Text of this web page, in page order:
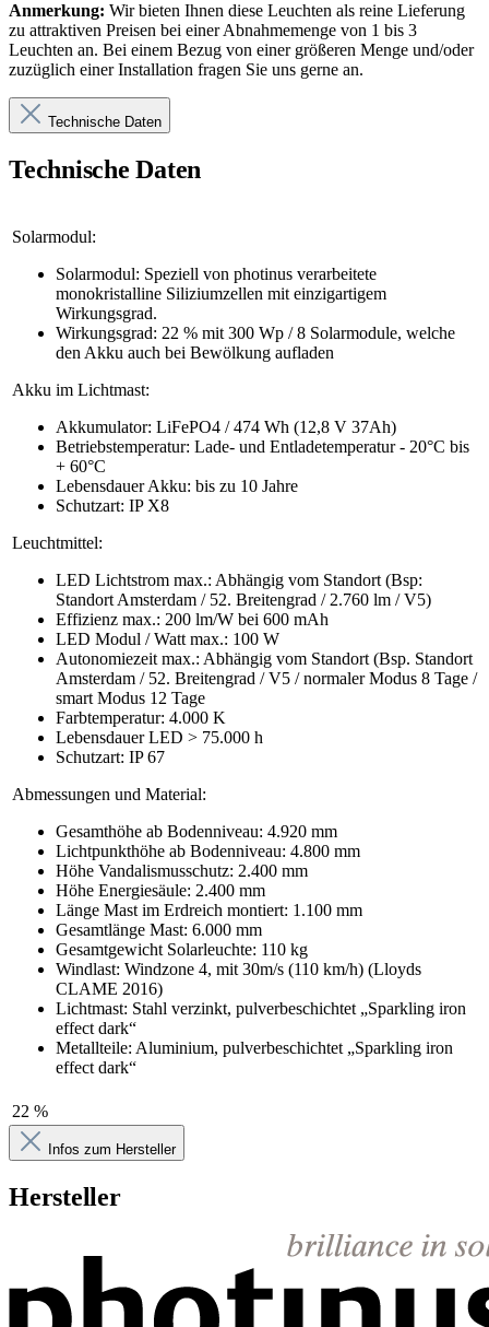
Anmerkung: Wir bieten Ihnen diese Leuchten als reine Lieferung
zu attraktiven Preisen bei einer Abnahmemenge von 1 bis 3
Leuchten an. Bei einem Bezug von einer größeren Menge und/oder
zuzüglich einer Installation fragen Sie uns gerne an.
Technische Daten
Technische Daten
Solarmodul:
Solarmodul: Speziell von photinus verarbeitete
monokristalline Siliziumzellen mit einzigartigem
Wirkungsgrad.
Wirkungsgrad: 22 % mit 300 Wp / 8 Solarmodule, welche
den Akku auch bei Bewölkung aufladen
Akku im Lichtmast:
Akkumulator: LiFePO4 / 474 Wh (12,8 V 37Ah)
Betriebstemperatur: Lade- und Entladetemperatur - 20°C bis
+ 60°C
Lebensdauer Akku: bis zu 10 Jahre
Schutzart: IP X8
Leuchtmittel:
LED Lichtstrom max.: Abhängig vom Standort (Bsp:
Standort Amsterdam / 52. Breitengrad / 2.760 lm / V5)
Effizienz max.: 200 lm/W bei 600 mAh
LED Modul / Watt max.: 100 W
Autonomiezeit max.: Abhängig vom Standort (Bsp. Standort
Amsterdam / 52. Breitengrad / V5 / normaler Modus 8 Tage /
smart Modus 12 Tage
Farbtemperatur: 4.000 K
Lebensdauer LED > 75.000 h
Schutzart: IP 67
Abmessungen und Material:
Gesamthöhe ab Bodenniveau: 4.920 mm
Lichtpunkthöhe ab Bodenniveau: 4.800 mm
Höhe Vandalismusschutz: 2.400 mm
Höhe Energiesäule: 2.400 mm
Länge Mast im Erdreich montiert: 1.100 mm
Gesamtlänge Mast: 6.000 mm
Gesamtgewicht Solarleuchte: 110 kg
Windlast: Windzone 4, mit 30m/s (110 km/h) (Lloyds
CLAME 2016)
Lichtmast: Stahl verzinkt, pulverbeschichtet „Sparkling iron
effect dark“
Metallteile: Aluminium, pulverbeschichtet „Sparkling iron
effect dark“
22 %
Infos zum Hersteller
Hersteller